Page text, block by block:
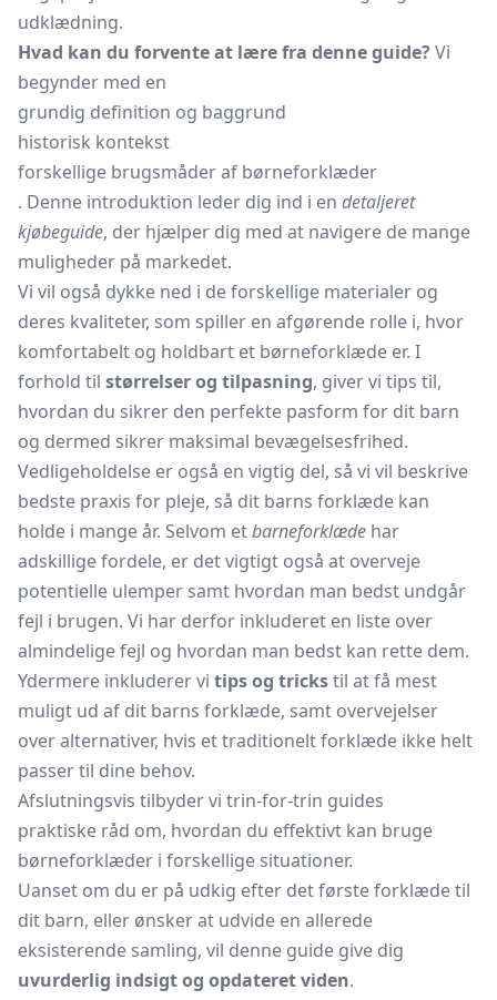
udklædning.
Hvad kan du forvente at lære fra denne guide?Vi
begynder med en
grundig definition og baggrund
historisk kontekst
forskellige brugsmåder af børneforklæder
. Denne introduktion leder dig ind i en detaljeret
kjøbeguide, der hjælper dig med at navigere de mange
muligheder på markedet.
Vi vil også dykke ned i de forskellige materialer og
deres kvaliteter, som spiller en afgørende rolle i, hvor
komfortabelt og holdbart et børneforklæde er. I
forhold til størrelser og tilpasning, giver vi tips til,
hvordan du sikrer den perfekte pasform for dit barn
og dermed sikrer maksimal bevægelsesfrihed.
Vedligeholdelse er også en vigtig del, så vi vil beskrive
bedste praxis for pleje, så dit barns forklæde kan
holde i mange år. Selvom etbarneforklæde har
adskillige fordele, er det vigtigt også at overveje
potentielle ulemper samt hvordan man bedst undgår
fejl i brugen. Vi har derfor inkluderet en liste over
almindelige fejl og hvordan man bedst kan rette dem.
Ydermere inkluderer vi tips og trickstil at få mest
muligt ud af dit barns forklæde, samt overvejelser
over alternativer, hvis et traditionelt forklæde ikke helt
passer til dine behov.
Afslutningsvis tilbyder vi trin-for-trin guides
praktiske råd om, hvordan du effektivt kan bruge
børneforklæder i forskellige situationer.
Uanset om du er på udkig efter det første forklæde til
dit barn, eller ønsker at udvide en allerede
eksisterende samling, vil denne guide give dig
uvurderlig indsigt og opdateret viden.